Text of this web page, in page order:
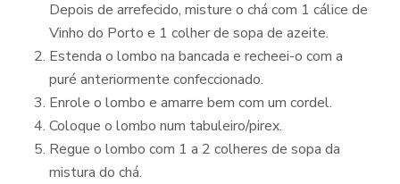
Depois de arrefecido, misture o chá com 1 cálice de
Vinho do Porto e 1 colher de sopa de azeite.
Estenda o lombo na bancada e recheei-o com a
puré anteriormente confeccionado.
Enrole o lombo e amarre bem com um cordel.
Coloque o lombo num tabuleiro/pirex.
Regue o lombo com 1 a 2 colheres de sopa da
mistura do chá.